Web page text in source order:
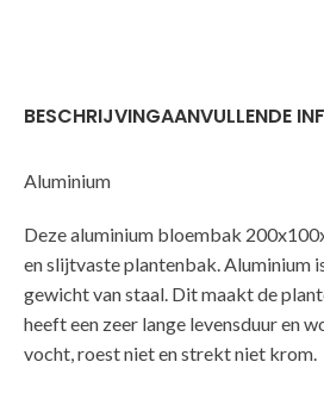
BESCHRIJVINGAANVULLENDE
Aluminium
Deze aluminium bloembak
en slijtvaste plantenbak. Aluminium
gewicht van staal. Dit maakt de
heeft een zeer lange levensduur en
vocht, roest niet en strekt niet krom.